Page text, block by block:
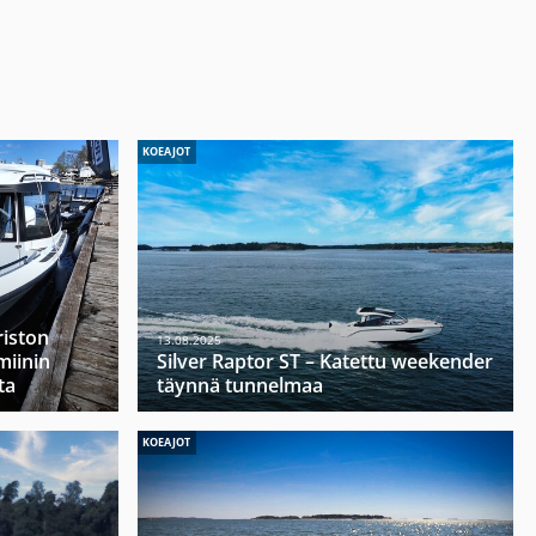
KOEAJOT
13.08.2025
Silver Raptor ST – Katettu weekender
täynnä tunnelmaa
KOEAJOT